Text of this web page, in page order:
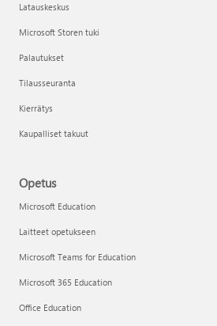
Latauskeskus
Microsoft Storen tuki
Palautukset
Tilausseuranta
Kierrätys
Kaupalliset takuut
Opetus
Microsoft Education
Laitteet opetukseen
Microsoft Teams for Education
Microsoft 365 Education
Office Education